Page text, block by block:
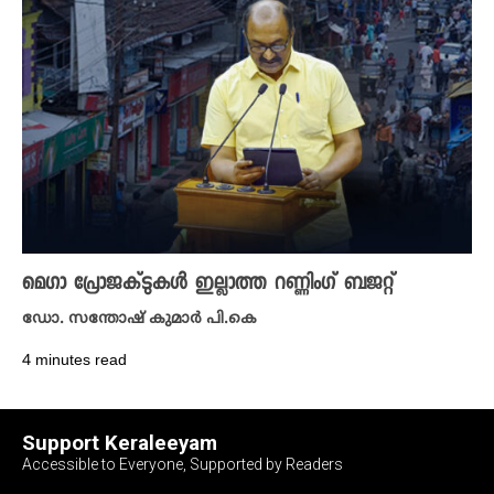
മെ​ഗാ പ്രോജക്ടുകൾ ഇല്ലാത്ത റണ്ണിം​ഗ് ബജറ്റ്
ഡോ. സന്തോഷ് കുമാർ പി.കെ
4 minutes read
Support Keraleeyam
Accessible to Everyone, Supported by Readers